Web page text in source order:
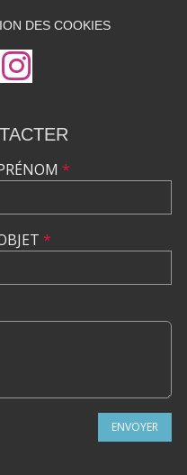
DES COOKIES
*
*
ENVOYER